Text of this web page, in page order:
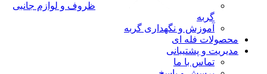
ظروف و لوازم جانبی
گربه
آموزش و نگهداری گربه
محصولات فله ای
مدیریت و پشتیبانی
تماس با ما